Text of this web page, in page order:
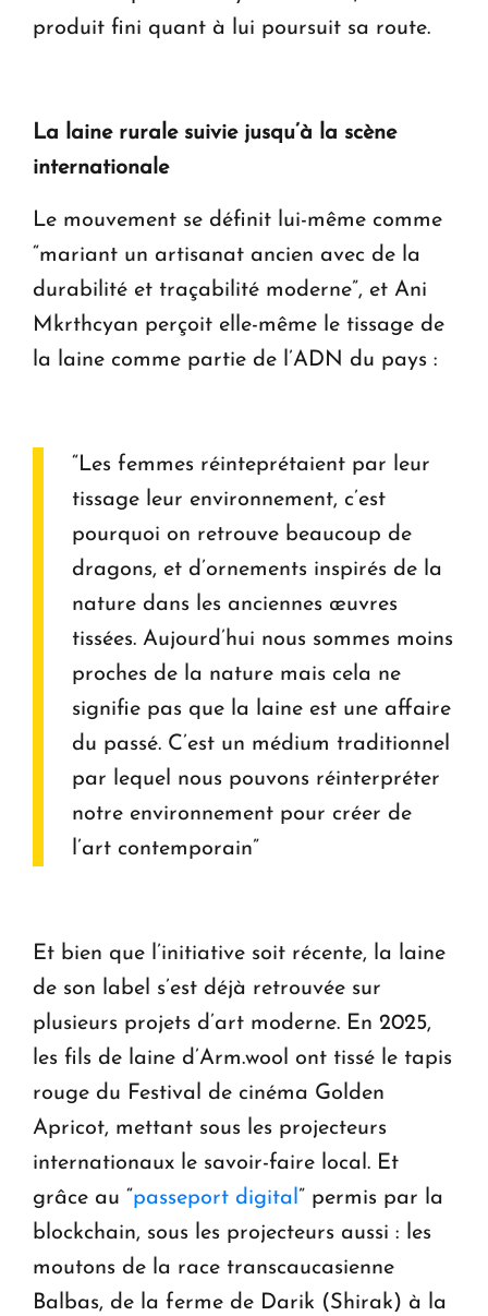
produit fini quant à lui poursuit sa route.
La laine rurale suivie jusqu’à la scène
internationale
Le mouvement se définit lui-même comme
“mariant un artisanat ancien avec de la
durabilité et traçabilité moderne”, et Ani
Mkrthcyan perçoit elle-même le tissage de
la laine comme partie de l’ADN du pays :
“Les femmes réinteprétaient par leur
tissage leur environnement, c’est
pourquoi on retrouve beaucoup de
dragons, et d’ornements inspirés de la
nature dans les anciennes œuvres
tissées. Aujourd’hui nous sommes moins
proches de la nature mais cela ne
signifie pas que la laine est une affaire
du passé. C’est un médium traditionnel
par lequel nous pouvons réinterpréter
notre environnement pour créer de
l’art contemporain”
Et bien que l’initiative soit récente, la laine
de son label s’est déjà retrouvée sur
plusieurs projets d’art moderne. En 2025,
les fils de laine d’Arm.wool ont tissé le tapis
rouge du Festival de cinéma Golden
Apricot, mettant sous les projecteurs
internationaux le savoir-faire local. Et
grâce au “passeport digital” permis par la
blockchain, sous les projecteurs aussi : les
moutons de la race transcaucasienne
Balbas, de la ferme de Darik (Shirak) à la